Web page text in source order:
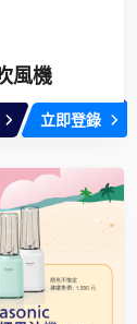
風機
立即登錄